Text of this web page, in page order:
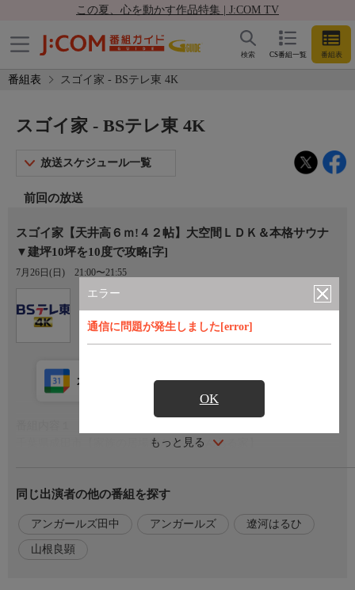
この夏、心を動かす作品特集 | J:COM TV
CS番組一覧 番組表
検索
番組表 スゴイ家 - BSテレ東 4K
エラー
通信に問題が発生しました[error]
OK
スゴイ家 - BSテレ東 4K
放送スケジュール一覧
前回の放送
スゴイ家【天井高６ｍ!４２帖】大空間ＬＤＫ＆本格サウナ
▼建坪10坪を10度で攻略[字]
7月26日(日) 21:00〜21:55
Ch.171
BSテレ東 4K
もっと見る
カレンダー登録 アプリ視聴
千葉県成田市【家族の居場所がたくさんある家】
▼【ウォールナット一枚板】テーブルと名作インテリア
▼シーザーストーン天板【II型キッチン】
▼【樹齢150年オリーブ古木】スプリンクラー完備の庭
▼大迫力【120インチ巨大スクリーン】のシアタールーム
同じ出演者の他の番組を探す
アンガールズ田中 アンガールズ 遼河はるひ
山根良顕